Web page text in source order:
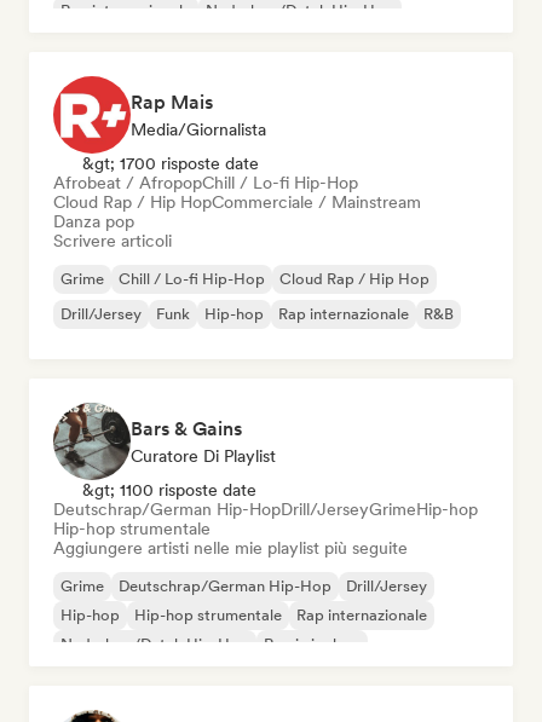
Rap internazionale
Nederhop/Dutch Hip-Hop
Rap Mais
Media/Giornalista
&gt; 1700 risposte date
Afrobeat / AfropopChill / Lo-fi Hip-Hop
Cloud Rap / Hip HopCommerciale / Mainstream
Danza pop
Scrivere articoli
Grime Chill / Lo-fi Hip-Hop
Cloud Rap / Hip Hop
Drill/Jersey
Funk Hip-hop Rap internazionale R&B
Bars & Gains
Curatore Di Playlist
&gt; 1100 risposte date
Deutschrap/German Hip-HopDrill/JerseyGrimeHip-hop
Hip-hop strumentale
Aggiungere artisti nelle mie playlist più seguite
Grime Deutschrap/German Hip-Hop
Drill/Jersey
Hip-hop
Hip-hop strumentale
Rap internazionale
Nederhop/Dutch Hip-Hop
Rap in inglese